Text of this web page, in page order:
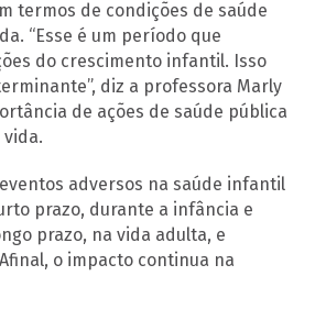
termos de condições de saúde
“Esse é um período que
do crescimento infantil. Isso
diz a professora Marly
de ações de saúde pública
adversos na saúde infantil
prazo, durante a infância e
prazo, na vida adulta, e
o impacto continua na